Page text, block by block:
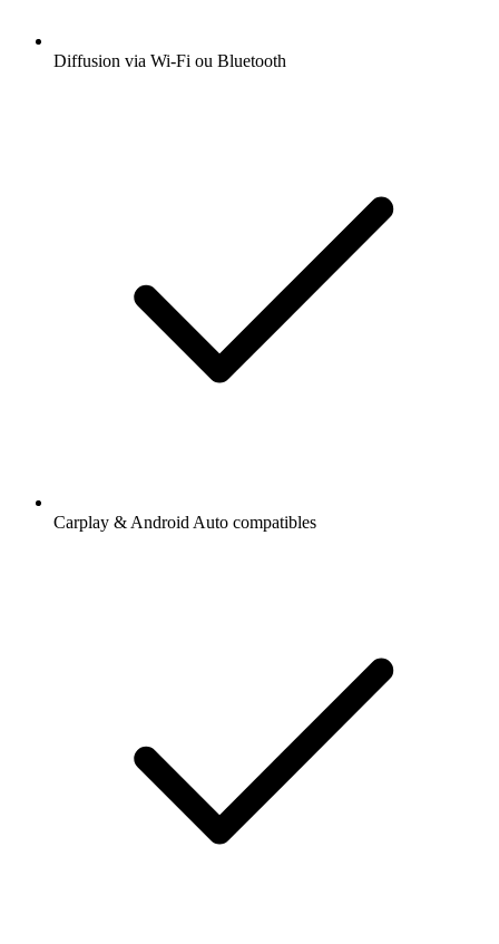
Diffusion via Wi-Fi ou Bluetooth
Carplay & Android Auto compatibles